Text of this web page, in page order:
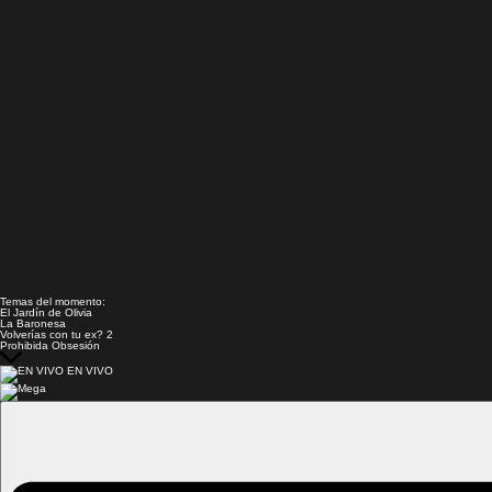
Temas del momento:
El Jardín de Olivia
La Baronesa
Volverías con tu ex? 2
Prohibida Obsesión
EN VIVO